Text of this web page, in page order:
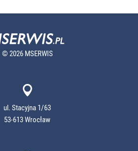
© 2026 MSERWIS
ul. Stacyjna 1/63
53-613 Wrocław